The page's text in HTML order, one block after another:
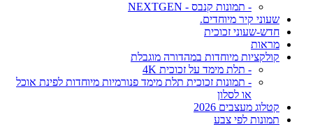
- תמונות קנבס - NEXTGEN
שעוני קיר מיוחדים.
חדש-שעוני זכוכית
מראות
קולקציות מיוחדות במהדורה מוגבלת
- תלת מימד על זכוכית 4K
- תמונות זכוכית תלת מימד פנורמיות מיוחדות לפינת אוכל
או לסלון
קטלוג מעצבים 2026
תמונות לפי צבע